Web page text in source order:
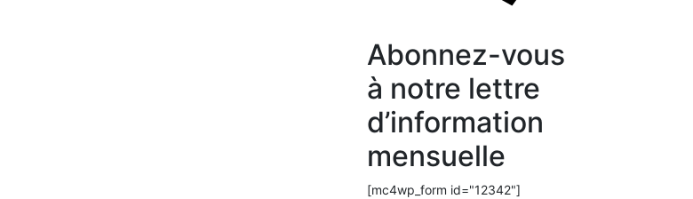
Abonnez-vous
à notre lettre
d’information
mensuelle
[mc4wp_form id="12342"]